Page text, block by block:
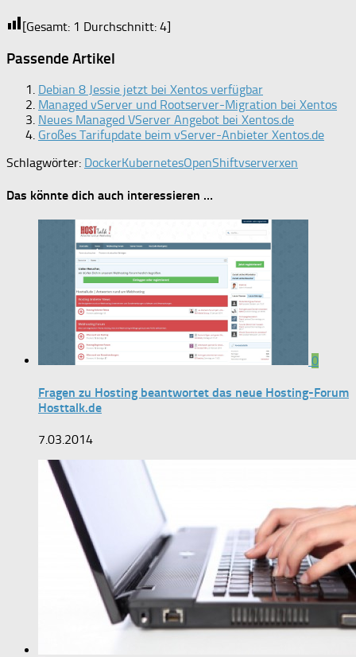
[Gesamt: 1 Durchschnitt: 4]
Passende Artikel
Debian 8 Jessie jetzt bei Xentos verfügbar
Managed vServer und Rootserver-Migration bei Xentos
Neues Managed VServer Angebot bei Xentos.de
Großes Tarifupdate beim vServer-Anbieter Xentos.de
Schlagwörter: DockerKubernetesOpenShiftvserverxen
Das könnte dich auch interessieren …
0
Fragen zu Hosting beantwortet das neue Hosting-Forum
Hosttalk.de
7.03.2014